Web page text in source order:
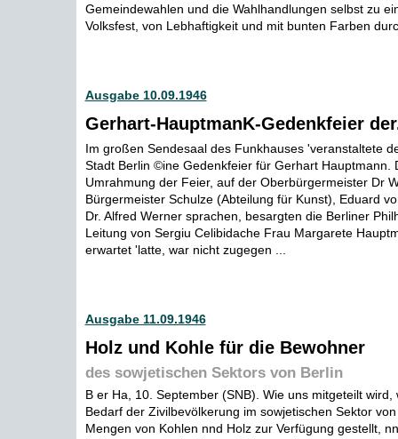
Gemeindewahlen und die Wahlhandlungen selbst zu
Volksfest, von Lebhaftigkeit und mit bunten Farben
Ausgabe 10.09.1946
Gerhart-HauptmanK-Gedenkfeier
Im großen Sendesaal des Funkhauses 'veranstaltete
Stadt Berlin ©ine Gedenkfeier für Gerhart Hauptmann.
Umrahmung der Feier, auf der Oberbürgermeister Dr
Bürgermeister Schulze (Abteilung für Kunst), Eduard
Dr. Alfred Werner sprachen, besargten die Berliner
Leitung von Sergiu Celibidache Frau Margarete
erwartet 'latte, war nicht zugegen ...
Ausgabe 11.09.1946
Holz und Kohle für die Bewohner
des sowjetischen Sektors von Berlin
B er Ha, 10. September (SNB). Wie uns mitgeteilt wird,
Bedarf der Zivilbevölkerung im sowjetischen Sektor
Mengen von Kohlen nnd Holz zur Verfügung gestellt,